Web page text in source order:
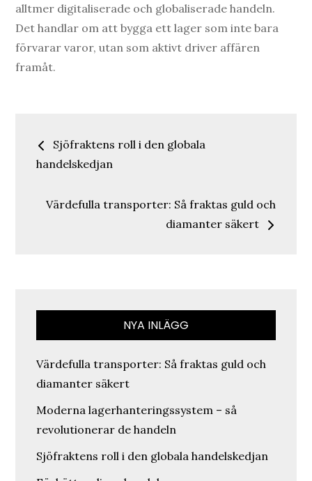
alltmer digitaliserade och globaliserade handeln.
Det handlar om att bygga ett lager som inte bara
förvarar varor, utan som aktivt driver affären
framåt.
Inläggsnavigering
Sjöfraktens roll i den globala
handelskedjan
Värdefulla transporter: Så fraktas guld och
diamanter säkert
NYA INLÄGG
Värdefulla transporter: Så fraktas guld och
diamanter säkert
Moderna lagerhanteringssystem – så
revolutionerar de handeln
Sjöfraktens roll i den globala handelskedjan